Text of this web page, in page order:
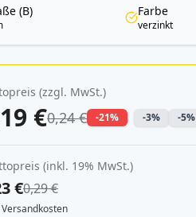
(B) Farbe
verzinkt
(zzgl. MwSt.)
€0,24 € -21% -3% -5%
(inkl. 19% MwSt.)
€0,29 €
Versandkosten